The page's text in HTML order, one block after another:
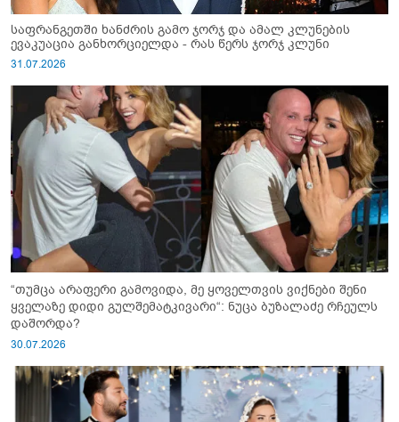
საფრანგეთში ხანძრის გამო ჯორჯ და ამალ კლუნების
ევაკუაცია განხორციელდა - რას წერს ჯორჯ კლუნი
31.07.2026
“თუმცა არაფერი გამოვიდა, მე ყოველთვის ვიქნები შენი
ყველაზე დიდი გულშემატკივარი“: ნუცა ბუზალაძე რჩეულს
დაშორდა?
30.07.2026